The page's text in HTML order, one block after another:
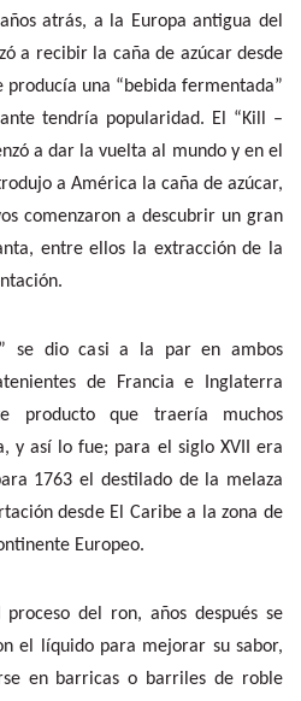
atrás, a la Europa antigua del
a recibir la caña de azúcar desde
producía una “bebida fermentada”
tendría popularidad. El “Kill –
a dar la vuelta al mundo y en el
a América la caña de azúcar,
comenzaron a descubrir un gran
entre ellos la extracción de la
se dio casi a la par en ambos
de Francia e Inglaterra
producto que traería muchos
y así lo fue; para el siglo XVII era
1763 el destilado de la melaza
desde El Caribe a la zona de
Europeo.
del ron, años después se
el líquido para mejorar su sabor,
en barricas o barriles de roble